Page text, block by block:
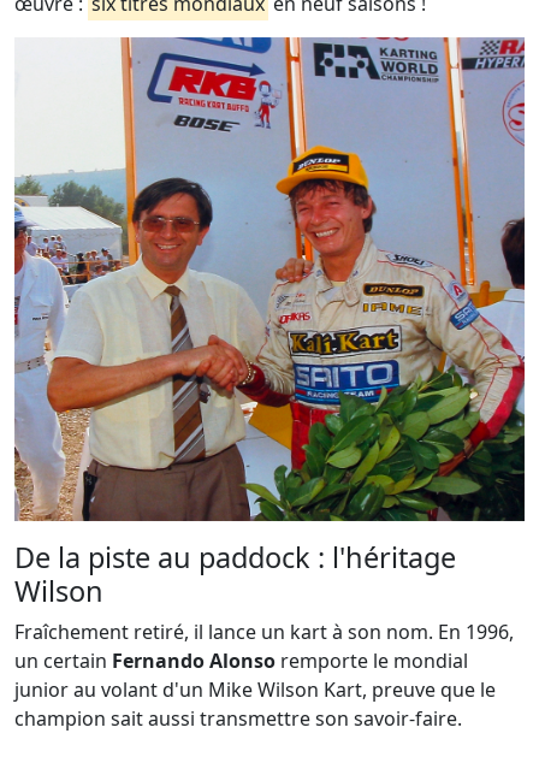
De la piste au paddock : l'héritage
Wilson
Fraîchement retiré, il lance un kart à son nom. En 1996,
un certain Fernando Alonso remporte le mondial
junior au volant d'un Mike Wilson Kart, preuve que le
champion sait aussi transmettre son savoir-faire.